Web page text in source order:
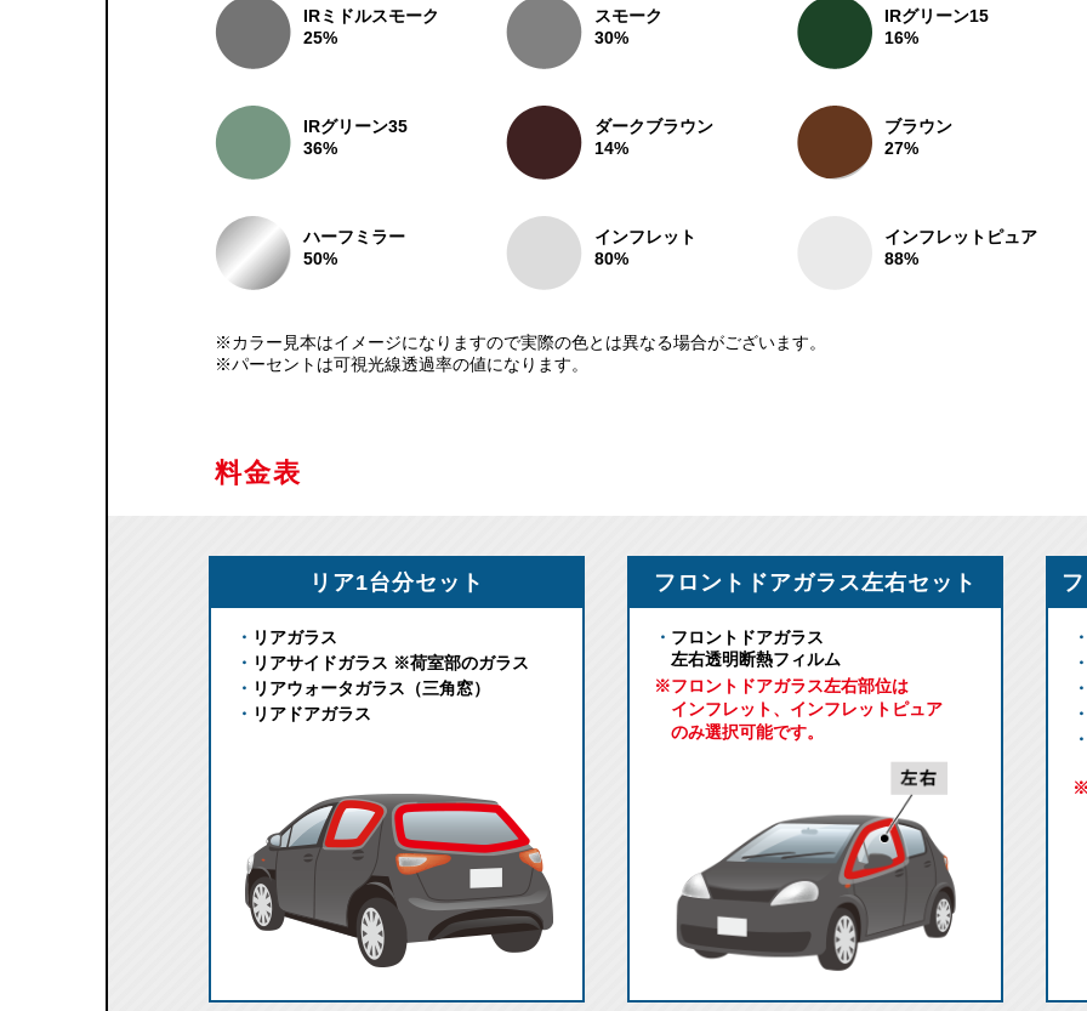
IRミドルスモーク
25%
スモーク
30%
IRグリーン15
16%
IRグリーン35
36%
ダークブラウン
14%
ブラウン
27%
ハーフミラー
50%
インフレット
80%
インフレットピュア
88%
※カラー見本はイメージになりますので実際の色とは異なる場合がございます。
※パーセントは可視光線透過率の値になります。
料金表
リア1台分セット
リアガラス
リアサイドガラス ※荷室部のガラス
リアウォータガラス（三角窓）
リアドアガラス
フロントドアガラス左右セット
フロントドアガラス
左右透明断熱フィルム
※フロントドアガラス左右部位は
インフレット、インフレットピュア
のみ選択可能です。